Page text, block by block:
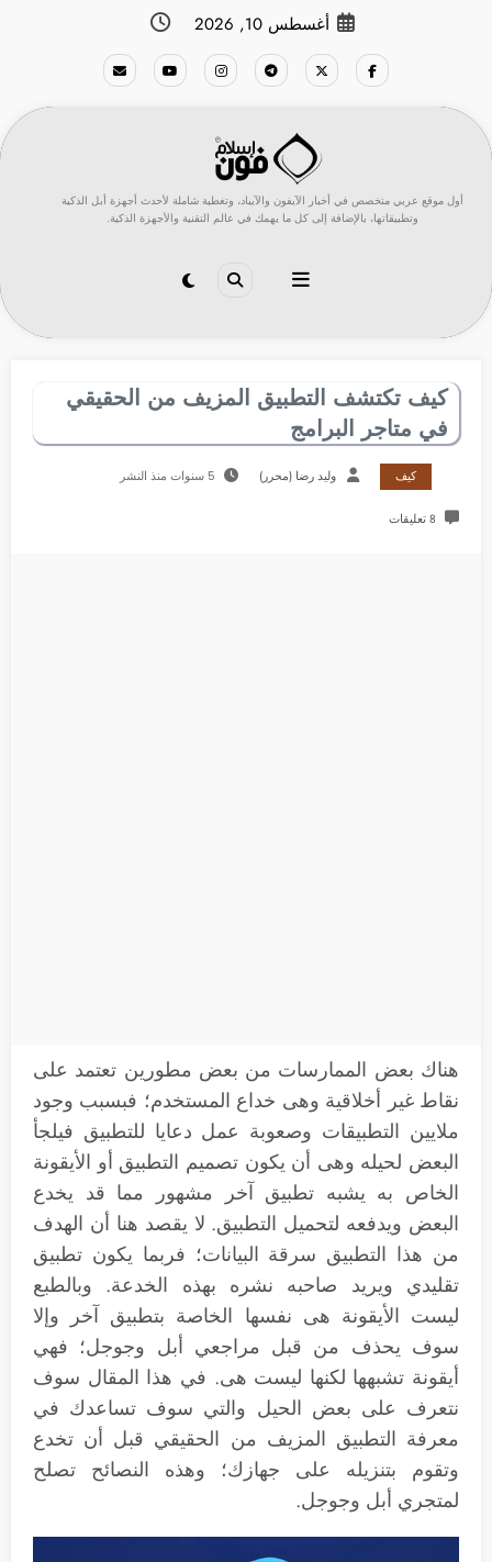
أغسطس 10, 2026
أول موقع عربي متخصص في أخبار الآيفون والآيباد، وتغطية شاملة لأحدث أجهزة أبل الذكية
وتطبيقاتها، بالإضافة إلى كل ما يهمك في عالم التقنية والأجهزة الذكية.
كيف تكتشف التطبيق المزيف من الحقيقي
في متاجر البرامج
كيف وليد رضا (محرر) 5 سنوات منذ النشر
8 تعليقات
هناك بعض الممارسات من بعض مطورين تعتمد على
نقاط غير أخلاقية وهى خداع المستخدم؛ فبسبب وجود
ملايين التطبيقات وصعوبة عمل دعايا للتطبيق فيلجأ
البعض لحيله وهى أن يكون تصميم التطبيق أو الأيقونة
الخاص به يشبه تطبيق آخر مشهور مما قد يخدع
البعض ويدفعه لتحميل التطبيق. لا يقصد هنا أن الهدف
من هذا التطبيق سرقة البيانات؛ فربما يكون تطبيق
تقليدي ويريد صاحبه نشره بهذه الخدعة. وبالطبع
ليست الأيقونة هى نفسها الخاصة بتطبيق آخر وإلا
سوف يحذف من قبل مراجعي أبل وجوجل؛ فهي
أيقونة تشبهها لكنها ليست هى. في هذا المقال سوف
نتعرف على بعض الحيل والتي سوف تساعدك في
معرفة التطبيق المزيف من الحقيقي قبل أن تخدع
وتقوم بتنزيله على جهازك؛ وهذه النصائح تصلح
لمتجري أبل وجوجل.